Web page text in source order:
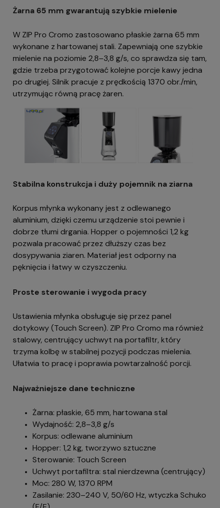
Żarna 65 mm gwarantują szybkie mielenie
W ZIP Pro Cromo zastosowano płaskie żarna 65 mm
wykonane z hartowanej stali. Zapewniają one szybkie
mielenie na poziomie 2,8–3,8 g/s, co sprawdza się tam,
gdzie trzeba przygotować kolejne porcje kawy jedna
po drugiej. Silnik pracuje z prędkością 1370 obr./min,
utrzymując równą pracę żaren.
Stabilna konstrukcja i duży pojemnik na ziarna
Korpus młynka wykonany jest z odlewanego
aluminium, dzięki czemu urządzenie stoi pewnie i
dobrze tłumi drgania. Hopper o pojemności 1,2 kg
pozwala pracować przez dłuższy czas bez
dosypywania ziaren. Materiał jest odporny na
pęknięcia i łatwy w czyszczeniu.
Proste sterowanie i wygoda pracy
Ustawienia młynka obsługuje się przez panel
dotykowy (Touch Screen). ZIP Pro Cromo ma również
stalowy, centrujący uchwyt na portafiltr, który
trzyma kolbę w stabilnej pozycji podczas mielenia.
Ułatwia to pracę i poprawia powtarzalność porcji.
Najważniejsze dane techniczne
Żarna: płaskie, 65 mm, hartowana stal
Wydajność: 2,8–3,8 g/s
Korpus: odlewane aluminium
Hopper: 1,2 kg, tworzywo sztuczne
Sterowanie: Touch Screen
Uchwyt portafiltra: stal nierdzewna (centrujący)
Moc: 280 W, 1370 RPM
Zasilanie: 230–240 V, 50/60 Hz, wtyczka Schuko